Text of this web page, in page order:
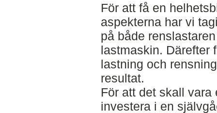
För att få en
aspekterna har vi
på både
lastmaskin. Därefter
lastning och
resultat.
För att det skall
investera i en